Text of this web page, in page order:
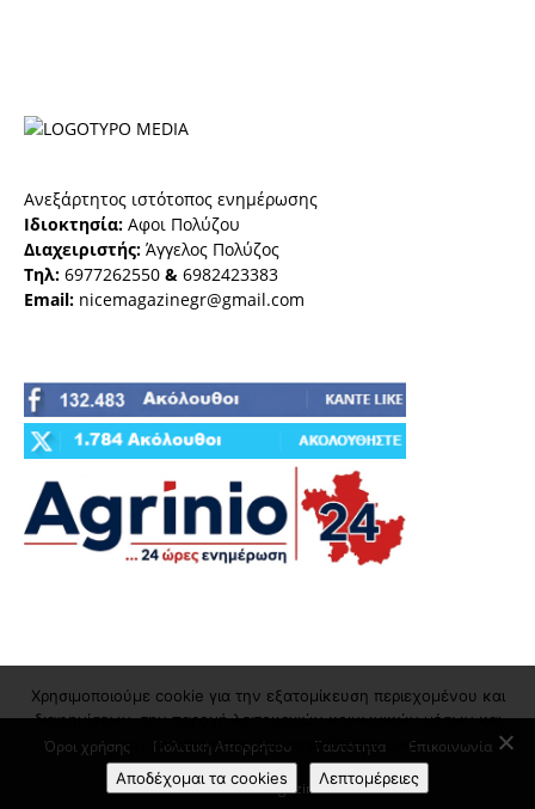
Ανεξάρτητος ιστότοπος ενημέρωσης
Ιδιοκτησία: Αφοι Πολύζου
Διαχειριστής: Άγγελος Πολύζος
Τηλ: 6977262550 & 6982423383
Email: nicemagazinegr@gmail.com
Όροι χρήσης Πολιτική Απορρήτου Ταυτότητα Επικοινωνία
© nicemagazine
Χρησιμοποιούμε cookie για την εξατομίκευση περιεχομένου και
διαφημίσεων, την παροχή λειτουργιών κοινωνικών μέσων και
την ανάλυση της επισκεψιμότητάς μας
Αποδέχομαι τα cookies
Λεπτομέρειες